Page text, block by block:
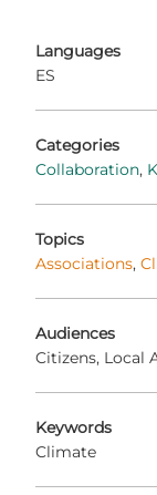
Languages
ES
Categories
Collaboration
Topics
Associations
Audiences
Citizens Local
Keywords
Climate